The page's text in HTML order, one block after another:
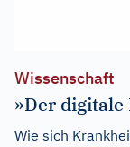
Wissenschaft
»Der digitale
Wie sich